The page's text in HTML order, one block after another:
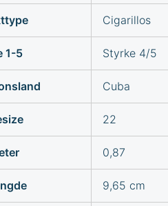
Cigarillos
1-5 Styrke 4/5
Cuba
22
0,87
9,65 cm